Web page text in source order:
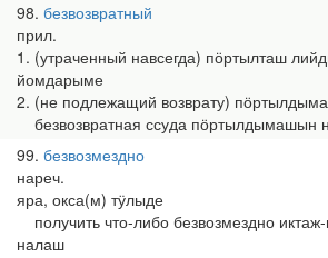
98 безвозвратный
прил.
1. (утраченный навсегда) пӧртылташ
йомдарыме
2. (не подлежащий возврату)
безвозвратная ссуда пӧртылдымашын
99 безвозмездно
нареч.
яра, окса(м) тӱлыде
получить что-либо безвозмездно
налаш